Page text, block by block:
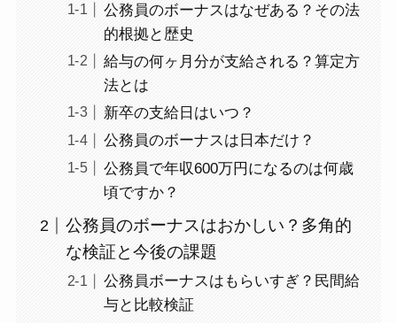
公務員のボーナスはなぜある？その法
的根拠と歴史
給与の何ヶ月分が支給される？算定方
法とは
新卒の支給日はいつ？
公務員のボーナスは日本だけ？
公務員で年収600万円になるのは何歳
頃ですか？
公務員のボーナスはおかしい？多角的
な検証と今後の課題
公務員ボーナスはもらいすぎ？民間給
与と比較検証